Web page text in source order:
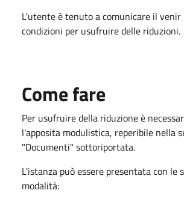
L'utente è tenuto a comunicare il venir
condizioni per usufruire delle riduzioni.
Come fare
Per usufruire della riduzione è
l'apposita modulistica, reperibile nella
"Documenti" sottoriportata.
L'istanza può essere presentata con le
modalità: